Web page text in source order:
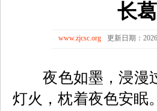
长
www.zjcsc.org 更新日期：
夜色如墨，浸漫过
灯火，枕着夜色安眠